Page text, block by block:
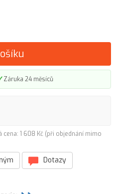
Záruka 24 měsíců
cena: 1 608 Kč (při objednání mimo
Dotazy